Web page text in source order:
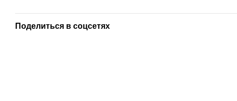
Поделиться в соцсетях